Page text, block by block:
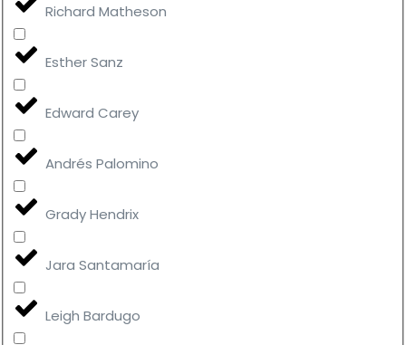
Richard Matheson
Esther Sanz
Edward Carey
Andrés Palomino
Grady Hendrix
Jara Santamaría
Leigh Bardugo